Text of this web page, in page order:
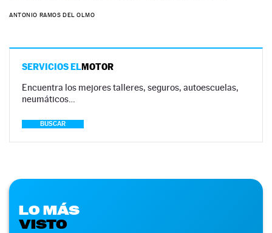
ANTONIO RAMOS DEL OLMO
SERVICIOS ELMOTOR
Encuentra los mejores talleres, seguros, autoescuelas,
neumáticos…
BUSCAR
LO MÁS
VISTO